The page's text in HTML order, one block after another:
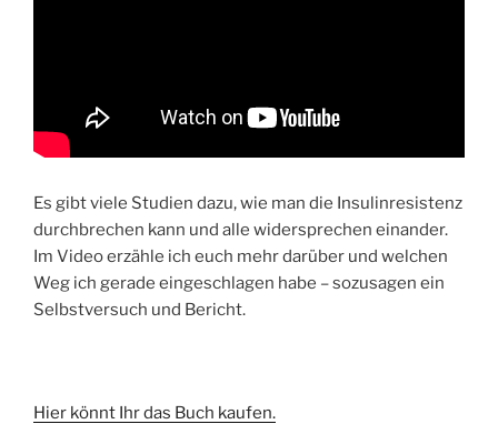
Es gibt viele Studien dazu, wie man die Insulinresistenz
durchbrechen kann und alle widersprechen einander.
Im Video erzähle ich euch mehr darüber und welchen
Weg ich gerade eingeschlagen habe – sozusagen ein
Selbstversuch und Bericht.
Hier könnt Ihr das Buch kaufen.